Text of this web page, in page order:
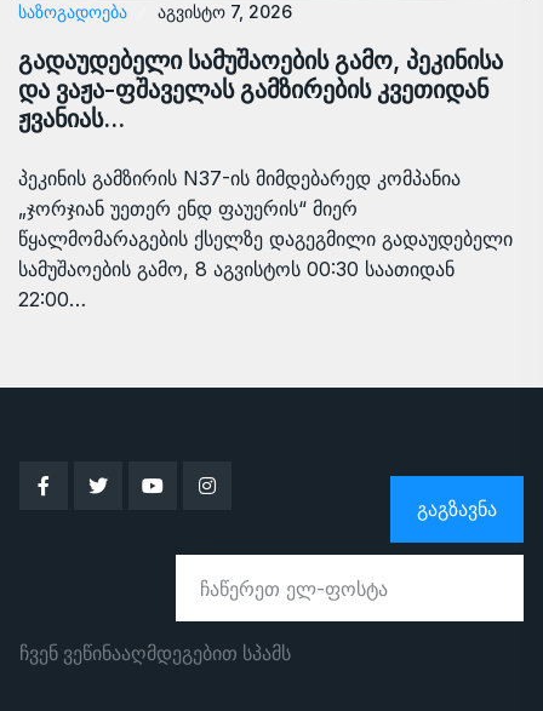
ᲡᲐᲖᲝᲒᲐᲓᲝᲔᲑᲐ აგვისტო 7, 2026
გადაუდებელი სამუშაოების გამო, პეკინისა
და ვაჟა-ფშაველას გამზირების კვეთიდან
ჟვანიას…
პეკინის გამზირის N37-ის მიმდებარედ კომპანია
„ჯორჯიან უეთერ ენდ ფაუერის“ მიერ
წყალმომარაგების ქსელზე დაგეგმილი გადაუდებელი
სამუშაოების გამო, 8 აგვისტოს 00:30 საათიდან
22:00…
ᲒᲐᲒᲖᲐᲕᲜᲐ
ჩვენ ვეწინააღმდეგებით სპამს